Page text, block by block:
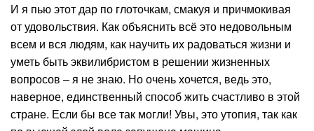
И я пью этот дар по глоточкам, смакуя и причмокивая
от удовольствия. Как объяснить всё это недовольным
всем и вся людям, как научить их радоваться жизни и
уметь быть эквилибристом в решении жизненных
вопросов – я не знаю. Но очень хочется, ведь это,
наверное, единственный способ жить счастливо в этой
стране. Если бы все так могли! Увы, это утопия, так как